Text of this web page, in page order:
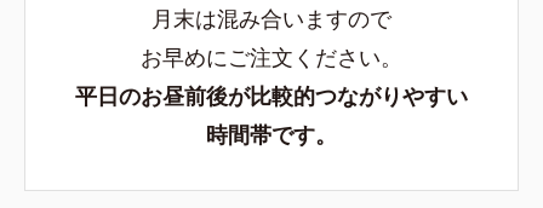
月末は混み合いますので
お早めにご注文ください。
平日のお昼前後が比較的つながりやすい
時間帯です。